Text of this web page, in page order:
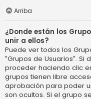
Arriba
¿Donde están los
unir a ellos?
Puede ver todos los
"Grupos de Usuarios". Si
proceder haciendo clic
grupos tienen libre
aprobación para poder
son ocultos. Si el grupo